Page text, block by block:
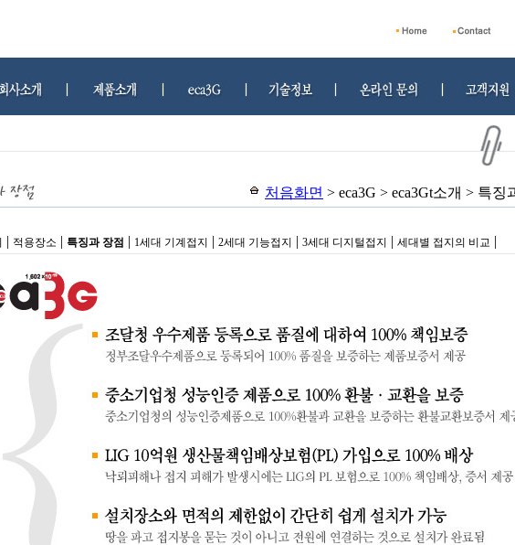
처음화면 > eca3G > eca3Gt소개 > 특징
| 적용장소 | 특징과 장점 | 1세대 기계접지 | 2세대 기능접지 | 3세대 디지털접지 | 세대별 접지의 비교 |